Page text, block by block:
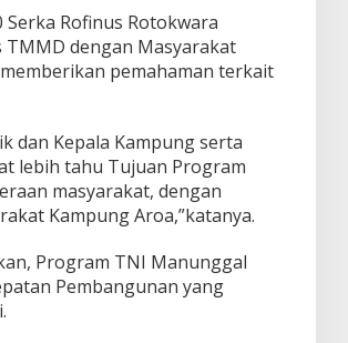
Rofinus Rotokwara
dengan Masyarakat
pemahaman terkait
dan Kepala Kampung serta
lebih tahu Tujuan Program
masyarakat, dengan
Kampung Aroa,”katanya.
Program TNI Manunggal
Pembangunan yang